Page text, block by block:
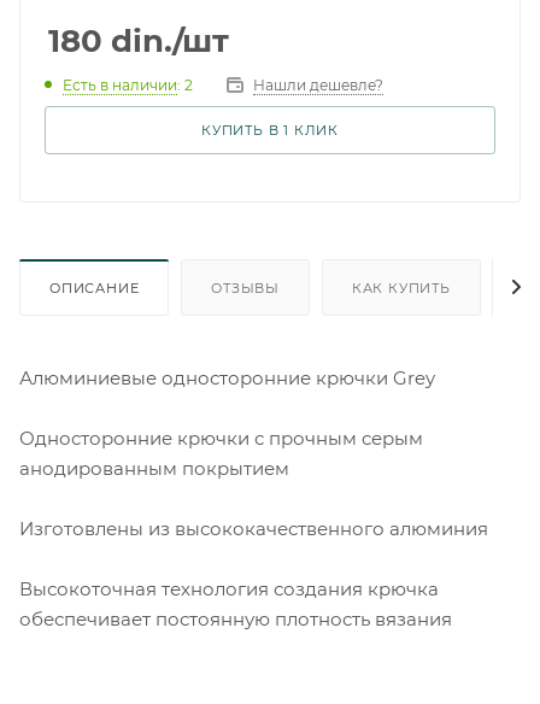
180 din./шт
Есть в наличии: 2 Нашли дешевле?
КУПИТЬ В 1 КЛИК
ОПИСАНИЕ ОТЗЫВЫ КАК КУПИТЬ
Алюминиевые односторонние крючки Grey
Односторонние крючки с прочным серым
анодированным покрытием
Изготовлены из высококачественного алюминия
Высокоточная технология создания крючка
обеспечивает постоянную плотность вязания